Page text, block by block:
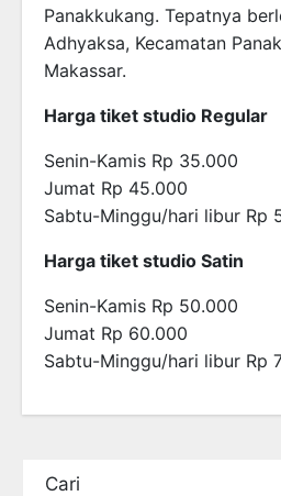
Panakkukang. Tepatnya
Adhyaksa, Kecamatan
Makassar.
Harga tiket studio Regular
Senin-Kamis Rp 35.000
Jumat Rp 45.000
Sabtu-Minggu/hari libur Rp
Harga tiket studio Satin
Senin-Kamis Rp 50.000
Jumat Rp 60.000
Sabtu-Minggu/hari libur Rp
Cari